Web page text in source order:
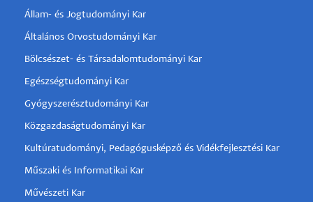
Állam- és Jogtudományi Kar
Általános Orvostudományi Kar
Bölcsészet- és Társadalomtudományi Kar
Egészségtudományi Kar
Gyógyszerésztudományi Kar
Közgazdaságtudományi Kar
Kultúratudományi, Pedagógusképző és Vidékfejlesztési Kar
Műszaki és Informatikai Kar
Művészeti Kar